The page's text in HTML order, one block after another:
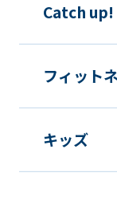
Catch up!
フィット
キッズ